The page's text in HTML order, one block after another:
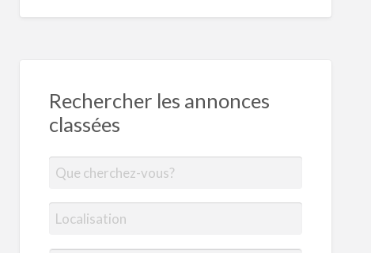
Rechercher les annonces
classées